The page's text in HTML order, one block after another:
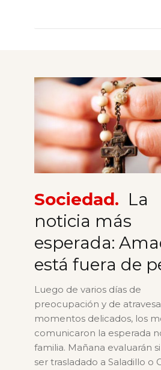
Sociedad. La
noticia más
esperada:
está fuera de
Luego de varios días de
preocupación y de
momentos delicados, los
comunicaron la esperada
familia. Mañana evaluarán
ser trasladado a Saladillo o